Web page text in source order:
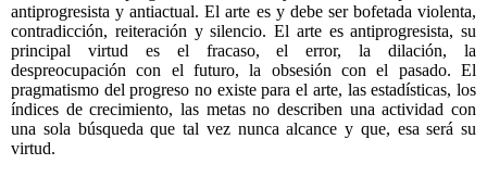
antiprogresista y antiactual. El arte es y debe ser bofetada violenta,
contradicción, reiteración y silencio. El arte es antiprogresista, su
principal virtud es el fracaso, el error, la dilación, la
despreocupación con el futuro, la obsesión con el pasado. El
pragmatismo del progreso no existe para el arte, las estadísticas, los
índices de crecimiento, las metas no describen una actividad con
una sola búsqueda que tal vez nunca alcance y que, esa será su
virtud.